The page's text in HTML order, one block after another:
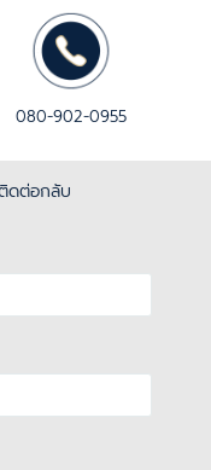
080-902-0955
ดต่อกลับ